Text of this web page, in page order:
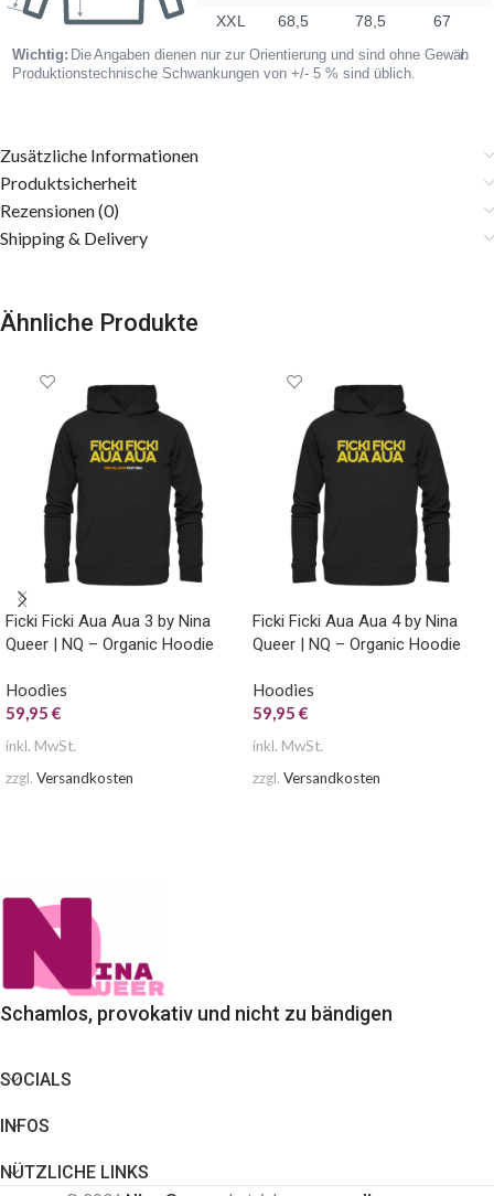
Zusätzliche Informationen
Produktsicherheit
Rezensionen (0)
Shipping & Delivery
Ähnliche Produkte
Ficki Ficki Aua Aua 3 by Nina
Queer | NQ – Organic Hoodie
Hoodies
59,95 €
inkl. MwSt.
zzgl. Versandkosten
Ficki Ficki Aua Aua 4 by Nina
Queer | NQ – Organic Hoodie
Hoodies
59,95 €
inkl. MwSt.
zzgl. Versandkosten
Schamlos, provokativ und nicht zu bändigen
SOCIALS
INFOS
NÜTZLICHE LINKS